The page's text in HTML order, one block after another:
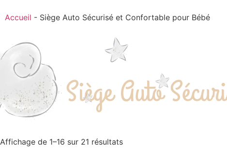
Accueil - Siège Auto Sécurisé et Confortable pour Bébé
Siège Auto
Affichage de 1–16 sur 21 résultats